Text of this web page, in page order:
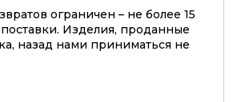
ограничен – не более 15
Изделия, проданные
назад нами приниматься не